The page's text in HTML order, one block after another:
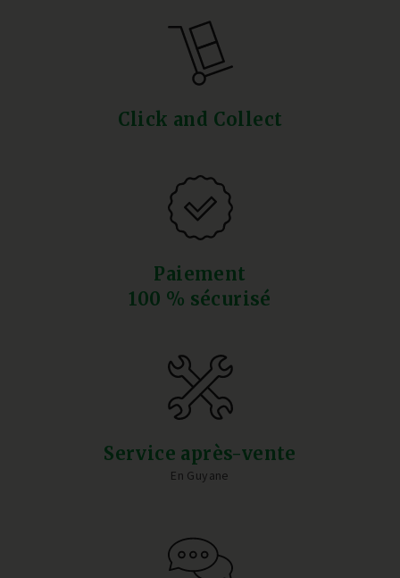
Click and Collect
Paiement
100 % sécurisé
Service après-vente
En Guyane